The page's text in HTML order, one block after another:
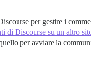
per gestire i
di Discourse su un altro
per avviare la